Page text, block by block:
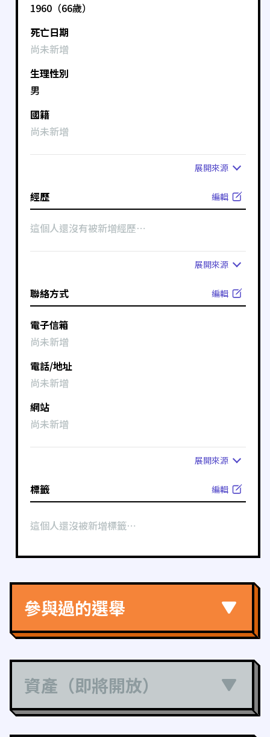
1960（66歲）
死亡日期
尚未新增
生理性別
男
國籍
尚未新增
展開來源
經歷 編輯
這個人還沒有被新增經歷⋯
展開來源
聯絡方式 編輯
電子信箱
尚未新增
電話/地址
尚未新增
網站
尚未新增
展開來源
標籤 編輯
這個人還沒被新增標籤⋯
參與過的選舉
資產（即將開放）